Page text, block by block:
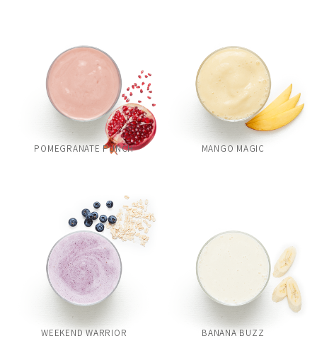
POMEGRANATE PUNCH MANGO MAGIC
WEEKEND WARRIOR BANANA BUZZ